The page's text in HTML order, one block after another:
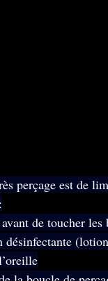
perçage est de
de toucher